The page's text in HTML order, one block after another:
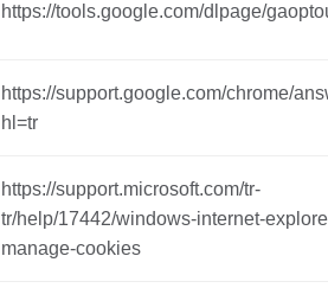
https://tools.google.com/dlpage/
https://support.google.com/chrome/
hl=tr
https://support.microsoft.com/tr-
tr/help/17442/windows-internet-
manage-cookies